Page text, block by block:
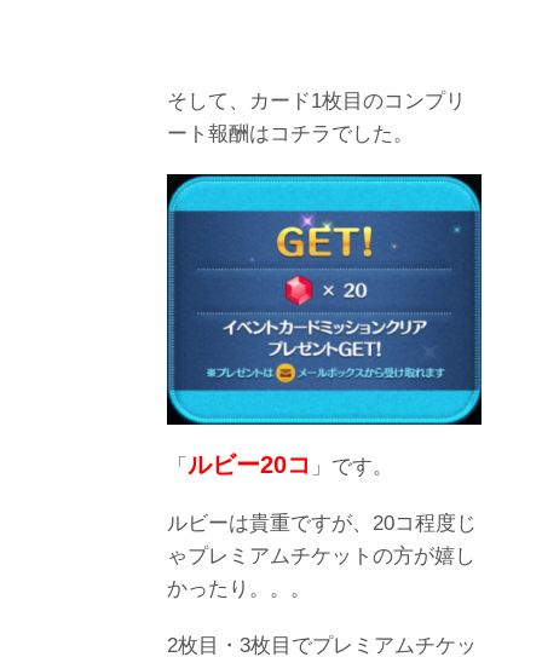
そして、カード1枚目のコンプリ
ート報酬はコチラでした。
「 ルビー20コ 」です。
ルビーは貴重ですが、20コ程度じ
ゃプレミアムチケットの方が嬉し
かったり。。。
2枚目・3枚目でプレミアムチケッ